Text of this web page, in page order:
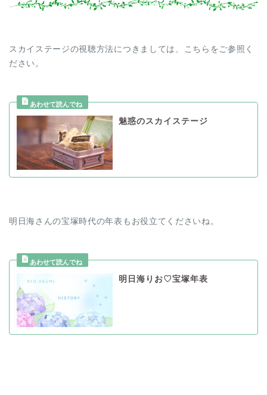
スカイステージの視聴方法につきましては、こちらをご参照く
ださい。
魅惑のスカイステージ
明日海さんの宝塚時代の年表もお役立てくださいね。
明日海りお♡宝塚年表